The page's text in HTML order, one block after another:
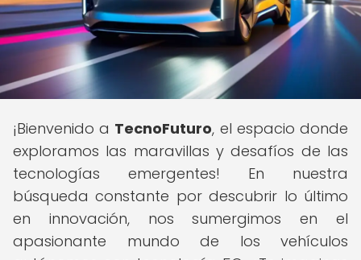
¡Bienvenido a TecnoFuturo, el espacio donde
exploramos las maravillas y desafíos de las
tecnologías emergentes! En nuestra
búsqueda constante por descubrir lo último
en innovación, nos sumergimos en el
apasionante mundo de los vehículos